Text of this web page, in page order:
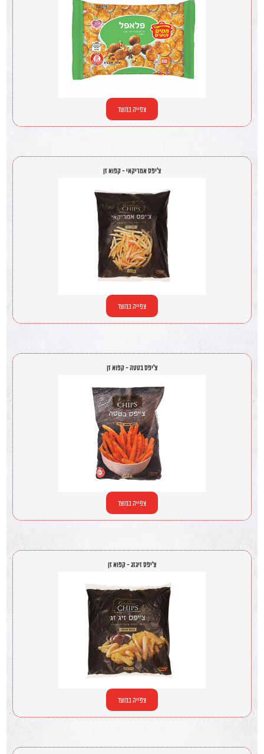
צפייה במוצר
צ'יפס אמריקאי - קפוא זן
צפייה במוצר
צ'יפס בטטה - קפוא זן
צפייה במוצר
צ'יפס זיגזג - קפוא זן
צפייה במוצר